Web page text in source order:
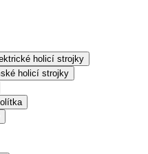
holicí strojky
holicí strojky